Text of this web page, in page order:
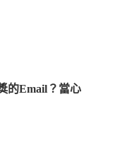
的Email？當心